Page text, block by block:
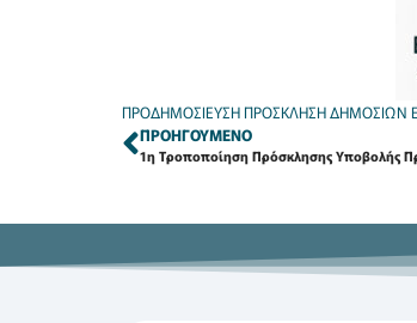
ΠΡΟΔΗΜΟΣΙΕΥΣΗ ΠΡΟΣΚΛΗΣΗ ΔΗΜΟΣΙΩΝ
ΠΡΟΗΓΟΎΜΕΝΟ